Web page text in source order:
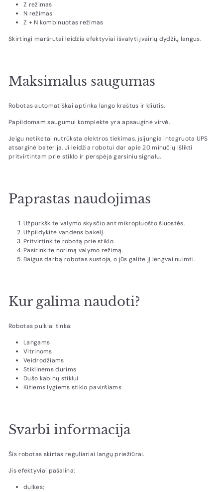
Z režimas
N režimas
Z + N kombinuotas režimas
Skirtingi maršrutai leidžia efektyviai išvalyti įvairių dydžių langus.
Maksimalus saugumas
Robotas automatiškai aptinka lango kraštus ir kliūtis.
Papildomam saugumui komplekte yra apsauginė virvė.
Jeigu netikėtai nutrūksta elektros tiekimas, įsijungia integruota UPS
atsarginė baterija. Ji leidžia robotui dar apie 20 minučių išlikti
pritvirtintam prie stiklo ir perspėja garsiniu signalu.
Paprastas naudojimas
Užpurkškite valymo skysčio ant mikropluošto šluostės.
Užpildykite vandens bakelį.
Pritvirtinkite robotą prie stiklo.
Pasirinkite norimą valymo režimą.
Baigus darbą robotas sustoja, o jūs galite jį lengvai nuimti.
Kur galima naudoti?
Robotas puikiai tinka:
Langams
Vitrinoms
Veidrodžiams
Stiklinėms durims
Dušo kabinų stiklui
Kitiems lygiems stiklo paviršiams
Svarbi informacija
Šis robotas skirtas reguliariai langų priežiūrai.
Jis efektyviai pašalina:
dulkes;